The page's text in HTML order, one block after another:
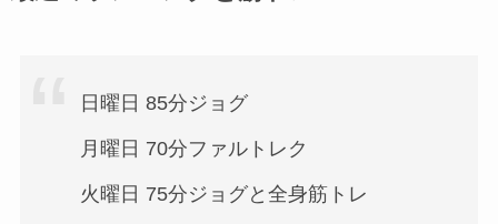
日曜日 85分ジョグ
月曜日 70分ファルトレク
火曜日 75分ジョグと全身筋トレ